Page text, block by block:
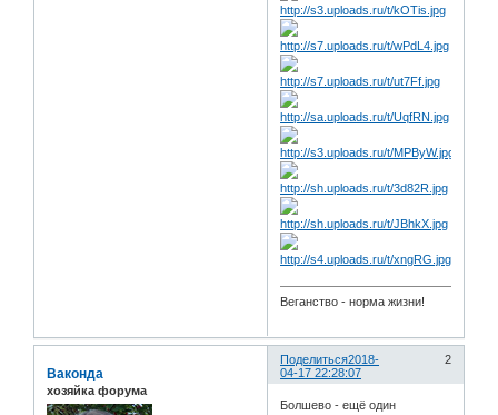
Веганство - норма жизни!
Поделиться 2
2018-
04-17 22:28:07
Ваконда
хозяйка форума
Болшево - ещё один